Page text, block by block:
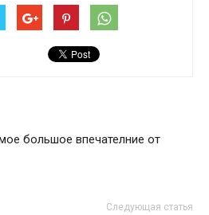
большое впечателние от
Следующая статья